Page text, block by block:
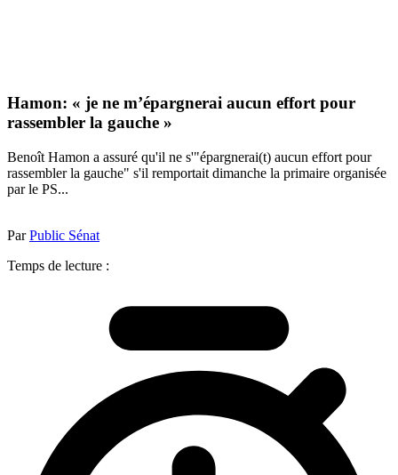
Hamon: « je ne m’épargnerai aucun effort pour
rassembler la gauche »
Benoît Hamon a assuré qu'il ne s'"épargnerai(t) aucun effort pour
rassembler la gauche" s'il remportait dimanche la primaire organisée
par le PS...
ParPublic Sénat
Temps de lecture :